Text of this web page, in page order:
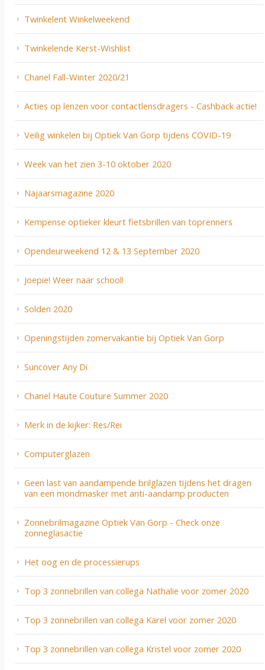
Twinkelent Winkelweekend
Twinkelende Kerst-Wishlist
Chanel Fall-Winter 2020/21
Acties op lenzen voor contactlensdragers - Cashback actie!
Veilig winkelen bij Optiek Van Gorp tijdens COVID-19
Week van het zien 3-10 oktober 2020
Najaarsmagazine 2020
Kempense optieker kleurt fietsbrillen van toprenners
Opendeurweekend 12 & 13 September 2020
Joepie! Weer naar school!
Solden 2020
Openingstijden zomervakantie bij Optiek Van Gorp
Suncover Any Di
Chanel Haute Couture Summer 2020
Merk in de kijker: Res/Rei
Computerglazen
Geen last van aandampende brilglazen tijdens het dragen
van een mondmasker met anti-aandamp producten
Zonnebrilmagazine Optiek Van Gorp - Check onze
zonneglasactie
Het oog en de processierups
Top 3 zonnebrillen van collega Nathalie voor zomer 2020
Top 3 zonnebrillen van collega Karel voor zomer 2020
Top 3 zonnebrillen van collega Kristel voor zomer 2020